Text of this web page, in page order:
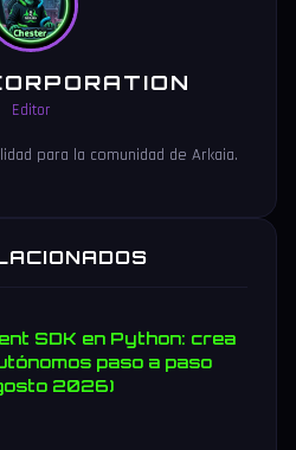
Editor
para la comunidad de Arkaia.
SDK en Python: crea
paso a paso
2026)